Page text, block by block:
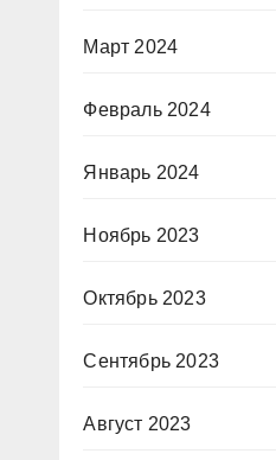
Март 2024
Февраль 2024
Январь 2024
Ноябрь 2023
Октябрь 2023
Сентябрь 2023
Август 2023